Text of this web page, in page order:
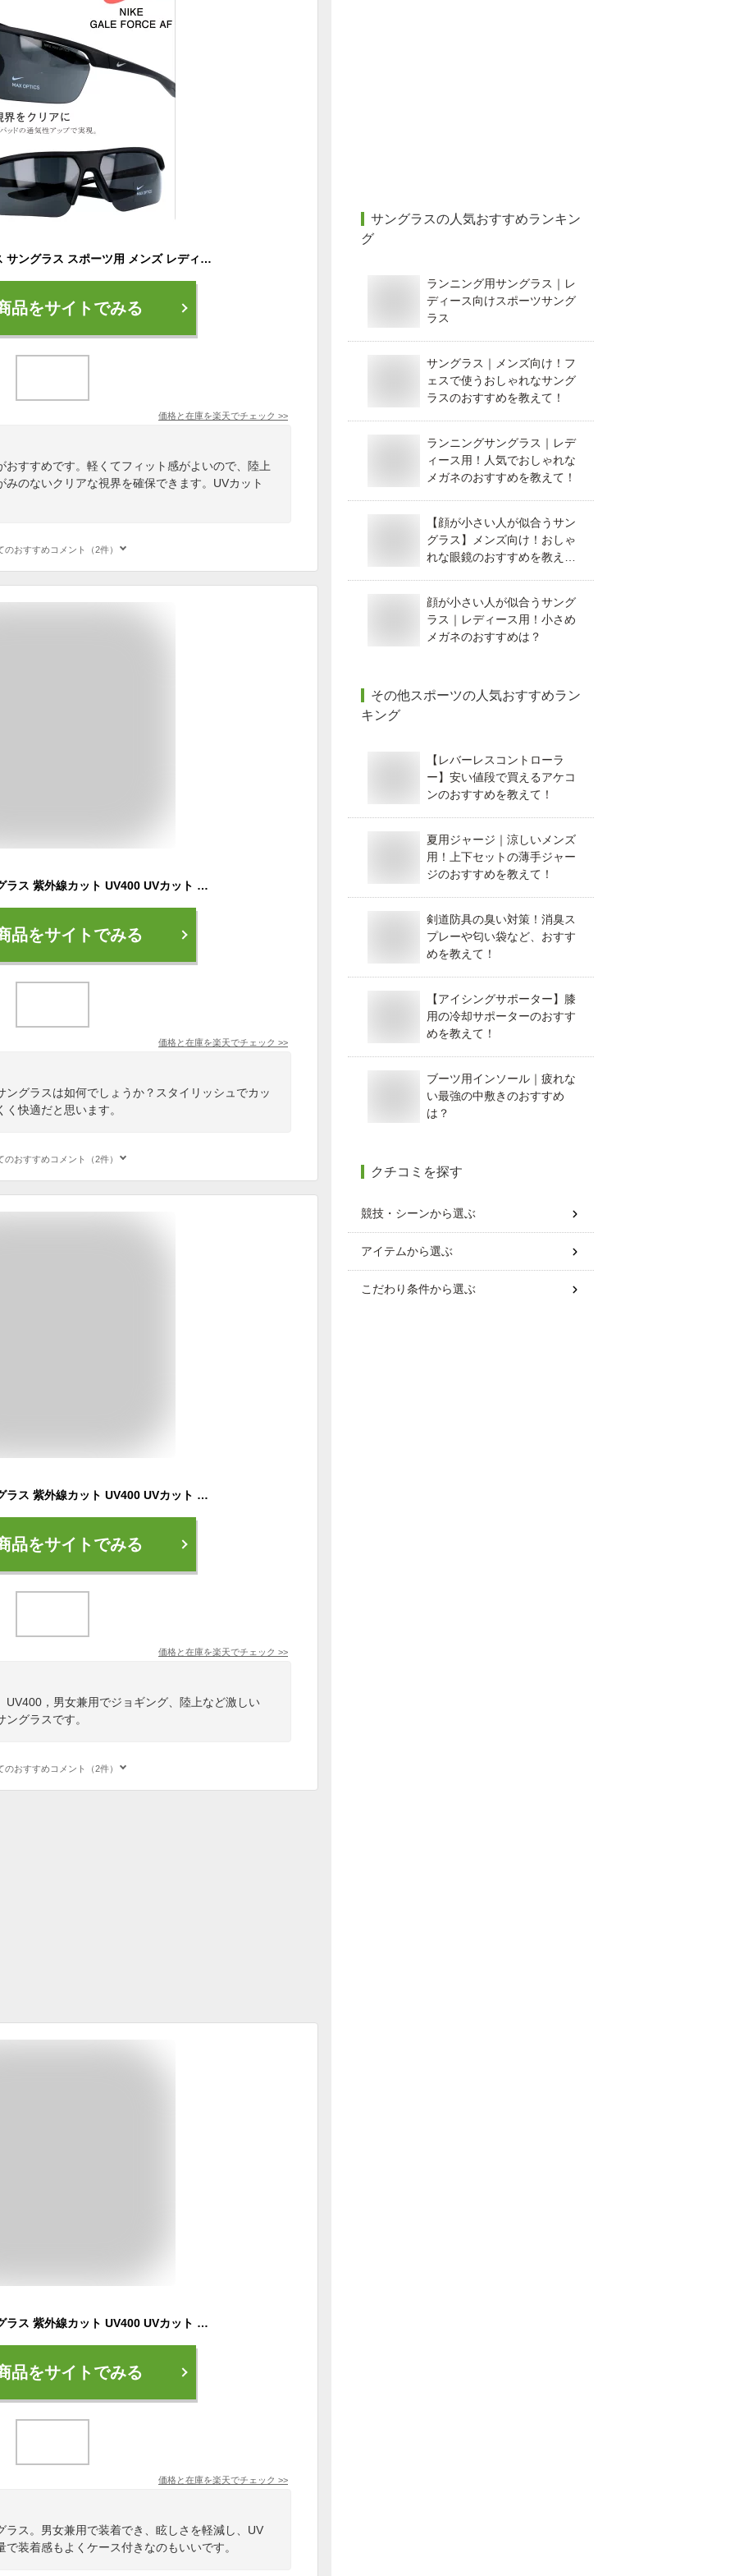
スポーツ用サングラス サングラス スポーツ用 メンズ レディース ナイキ NIKE DC2910 010 ブラック 野球 ランニング 陸上競技 ランニング用サングラス スポーツサングラス UVカット ミラーレンズ ゴルフ マラソン サイクリング ゲールフォース NIKE GALE FORCE AF 送料無料
品をサイトでみる
価格と在庫を楽天でチェック >>
すすめです。軽くてフィット感がよいので、陸上
のないクリアな視界を確保できます。UVカット
のおすすめコメント（2件）
サングラス 偏光サングラス 紫外線カット UV400 UVカット 軽量 メンズ レディース 男女兼用 おしゃれ DUBERY 車 スポーツ 釣り ジョギング アウトドア サイクリング ドライブ マラソン ジョギング 陸上 登山 野球 ゴルフ プレゼント メガネケース付き オレンジ
品をサイトでみる
価格と在庫を楽天でチェック >>
グラスは如何でしょうか？スタイリッシュでカッ
快適だと思います。
のおすすめコメント（2件）
サングラス 偏光サングラス 紫外線カット UV400 UVカット メンズ レディース 男女兼用 おしゃれ DUBERY 車 スポーツ 釣り ジョギング アウトドア サイクリング ドライブ マラソン ジョギング 陸上 登山 野球 ゴルフ ブラック 柄 プレゼント メガネケース付き
品をサイトでみる
価格と在庫を楽天でチェック >>
UV400，男女兼用でジョギング、陸上など激しい
グラスです。
のおすすめコメント（2件）
サングラス 偏光サングラス 紫外線カット UV400 UVカット 軽量 メンズ レディース 男女兼用 おしゃれ DUBERY 車 スポーツ 釣り ジョギング アウトドア サイクリング ドライブ マラソン ジョギング 陸上 登山 野球 ゴルフ プレゼント メガネケース付き ブルー
品をサイトでみる
価格と在庫を楽天でチェック >>
ラス。男女兼用で装着でき、眩しさを軽減し、UV
装着感もよくケース付きなのもいいです。
サングラスの人気おすすめランキン
グ
ランニング用サングラス｜レ
ディース向けスポーツサング
ラス
サングラス｜メンズ向け！フ
ェスで使うおしゃれなサング
ラスのおすすめを教えて！
ランニングサングラス｜レデ
ィース用！人気でおしゃれな
メガネのおすすめを教えて！
【顔が小さい人が似合うサン
グラス】メンズ向け！おしゃ
れな眼鏡のおすすめを教え
顔が小さい人が似合うサング
ラス｜レディース用！小さめ
メガネのおすすめは？
その他スポーツの人気おすすめラン
キング
【レバーレスコントローラ
ー】安い値段で買えるアケコ
ンのおすすめを教えて！
夏用ジャージ｜涼しいメンズ
用！上下セットの薄手ジャー
ジのおすすめを教えて！
剣道防具の臭い対策！消臭ス
プレーや匂い袋など、おすす
めを教えて！
【アイシングサポーター】膝
用の冷却サポーターのおすす
めを教えて！
ブーツ用インソール｜疲れな
い最強の中敷きのおすすめ
は？
クチコミを探す
競技・シーンから選ぶ
アイテムから選ぶ
こだわり条件から選ぶ